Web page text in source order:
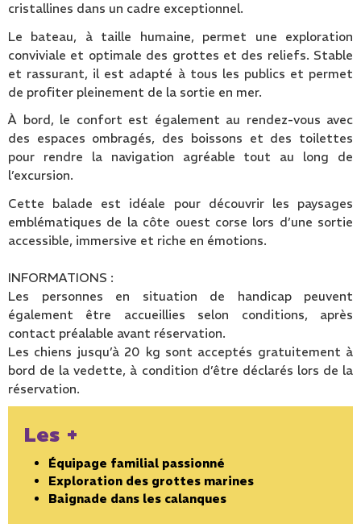
cristallines dans un cadre exceptionnel.
Le bateau, à taille humaine, permet une exploration
conviviale et optimale des grottes et des reliefs. Stable
et rassurant, il est adapté à tous les publics et permet
de profiter pleinement de la sortie en mer.
À bord, le confort est également au rendez-vous avec
des espaces ombragés, des boissons et des toilettes
pour rendre la navigation agréable tout au long de
l’excursion.
Cette balade est idéale pour découvrir les paysages
emblématiques de la côte ouest corse lors d’une sortie
accessible, immersive et riche en émotions.
INFORMATIONS :
Les personnes en situation de handicap peuvent
également être accueillies selon conditions, après
contact préalable avant réservation.
Les chiens jusqu’à 20 kg sont acceptés gratuitement à
bord de la vedette, à condition d’être déclarés lors de la
réservation.
Les +
Équipage familial passionné
Exploration des grottes marines
Baignade dans les calanques